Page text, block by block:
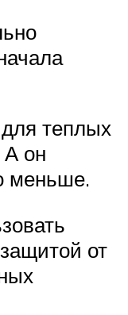
теплых
А он
меньше.
от